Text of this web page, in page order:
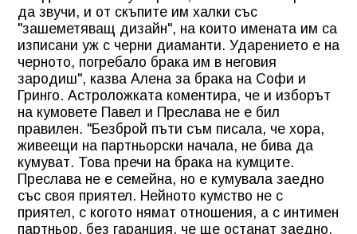
да звучи, и от скъпите им халки със
"зашеметяващ дизайн", на които имената им са
изписани уж с черни диаманти. Ударението е на
черното, погребало брака им в неговия
зародиш", казва Алена за брака на Софи и
Гринго. Астроложката коментира, че и изборът
на кумовете Павел и Преслава не е бил
правилен. "Безброй пъти съм писала, че хора,
живеещи на партньорски начала, не бива да
кумуват. Това пречи на брака на кумците.
Преслава не е семейна, но е кумувала заедно
със своя приятел. Нейното кумство не с
приятел, с когото нямат отношения, а с интимен
партньор, без гаранция, че ще останат заедно,